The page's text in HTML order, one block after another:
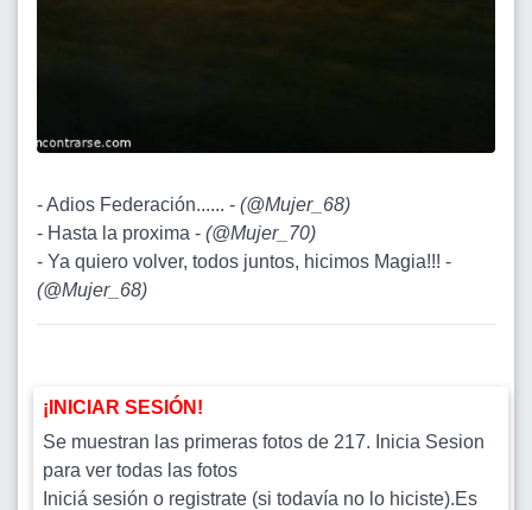
- Adios Federación...... - (@Mujer_68)
- Hasta la proxima - (@Mujer_70)
- Ya quiero volver, todos juntos, hicimos Magia!!! -
(@Mujer_68)
¡INICIAR SESIÓN!
Se muestran las primeras fotos de 217. Inicia Sesion
para ver todas las fotos
Iniciá sesión o registrate (si todavía no lo hiciste).Es